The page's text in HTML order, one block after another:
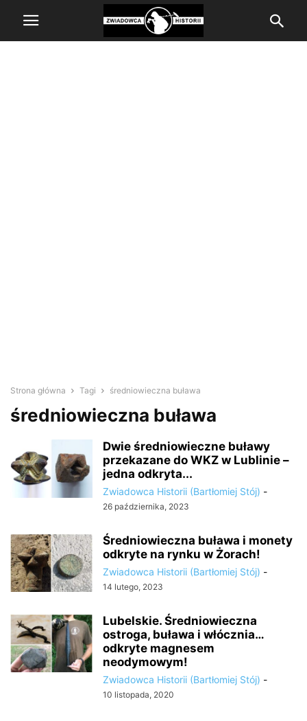
Strona główna Tagi średniowieczna buława
średniowieczna buława
Dwie średniowieczne buławy
przekazane do WKZ w Lublinie –
jedna odkryta...
Zwiadowca Historii (Bartłomiej Stój) -
26 października, 2023
Średniowieczna buława i monety
odkryte na rynku w Żorach!
Zwiadowca Historii (Bartłomiej Stój) -
14 lutego, 2023
Lubelskie. Średniowieczna
ostroga, buława i włócznia…
odkryte magnesem
neodymowym!
Zwiadowca Historii (Bartłomiej Stój) -
10 listopada, 2020